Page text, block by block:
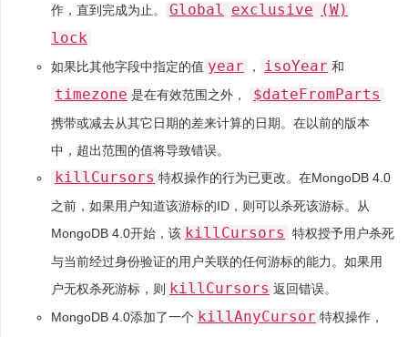
作，直到完成为止。
Global exclusive
(W)
lock
如果比其他字段中指定的值 year ， isoYear 和
timezone 是在有效范围之外， $dateFromParts
携带或减去从其它日期的差来计算的日期。在以前的版本
中，超出范围的值将导致错误。
killCursors 特权操作的行为已更改。在MongoDB 4.0
之前，如果用户知道该游标的ID，则可以杀死该游标。从
MongoDB 4.0开始，该 killCursors
特权授予用户杀死
与当前经过身份验证的用户关联的任何游标的能力。如果用
户无权杀死游标，则 killCursors 返回错误。
MongoDB 4.0添加了一个 killAnyCursor 特权操作，